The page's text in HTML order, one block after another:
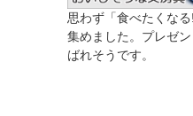
思わず「食べたくな
集めました。プレゼ
ばれそうです。